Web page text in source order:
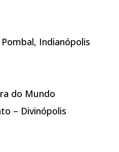
Indianópolis
do Mundo
– Divinópolis